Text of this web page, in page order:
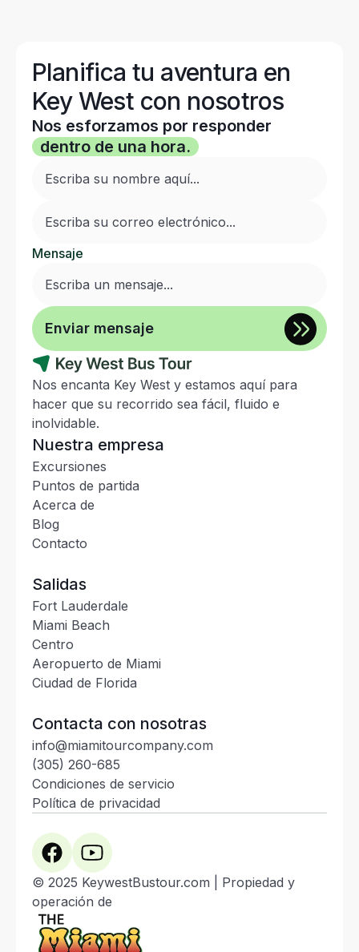
Planifica tu aventura en
Key West con nosotros
Nos esforzamos por responder
dentro de una hora.
Mensaje
Nos encanta Key West y estamos aquí para
hacer que su recorrido sea fácil, fluido e
inolvidable.
Nuestra empresa
Excursiones
Puntos de partida
Acerca de
Blog
Contacto
Salidas
Fort Lauderdale
Miami Beach
Centro
Aeropuerto de Miami
Ciudad de Florida
Contacta con nosotras
info@miamitourcompany.com
(305) 260-685
Condiciones de servicio
Política de privacidad
© 2025 KeywestBustour.com | Propiedad y
operación de